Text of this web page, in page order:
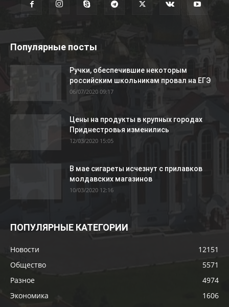
Популярные посты
Ручки, обеспечившие некоторым
российским школьникам провал на ЕГЭ
06/07/2020 09:17
Цены на продукты в крупных городах
Приднестровья изменились
12/03/2020 15:05
В мае сигареты исчезнут с прилавков
молдавских магазинов
10/03/2020 12:16
ПОПУЛЯРНЫЕ КАТЕГОРИИ
Новости
12151
Общество
5571
Разное
4974
Экономика
1606